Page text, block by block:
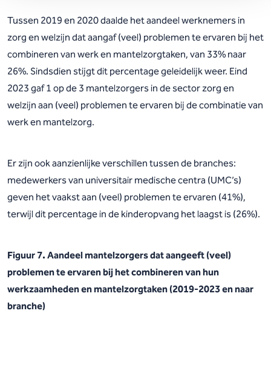
Tussen 2019 en 2020 daalde het aandeel werknemers in
zorg en welzijn dat aangaf (veel) problemen te ervaren bij het
combineren van werk en mantelzorgtaken, van 33% naar
26%. Sindsdien stijgt dit percentage geleidelijk weer. Eind
2023 gaf 1 op de 3 mantelzorgers in de sector zorg en
welzijn aan (veel) problemen te ervaren bij de combinatie van
werk en mantelzorg.
Er zijn ook aanzienlijke verschillen tussen de branches:
medewerkers van universitair medische centra (UMC’s)
geven het vaakst aan (veel) problemen te ervaren (41%),
terwijl dit percentage in de kinderopvang het laagst is (26%).
Figuur 7. Aandeel mantelzorgers dat aangeeft (veel)
problemen te ervaren bij het combineren van hun
werkzaamheden en mantelzorgtaken (2019-2023 en naar
branche)